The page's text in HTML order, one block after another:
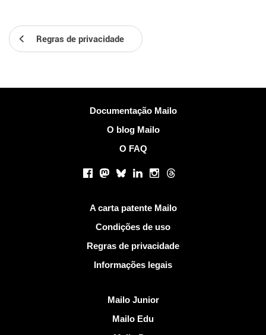
Regras de privacidade
Documentação Mailo
O blog Mailo
O FAQ
Facebook
Mastodon
BlueskyLinkedInInstagram
Threads
A carta patente Mailo
Condições de uso
Regras de privacidade
Informações legais
Mailo Junior
Mailo Edu